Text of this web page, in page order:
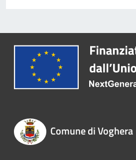
Comune di Voghera